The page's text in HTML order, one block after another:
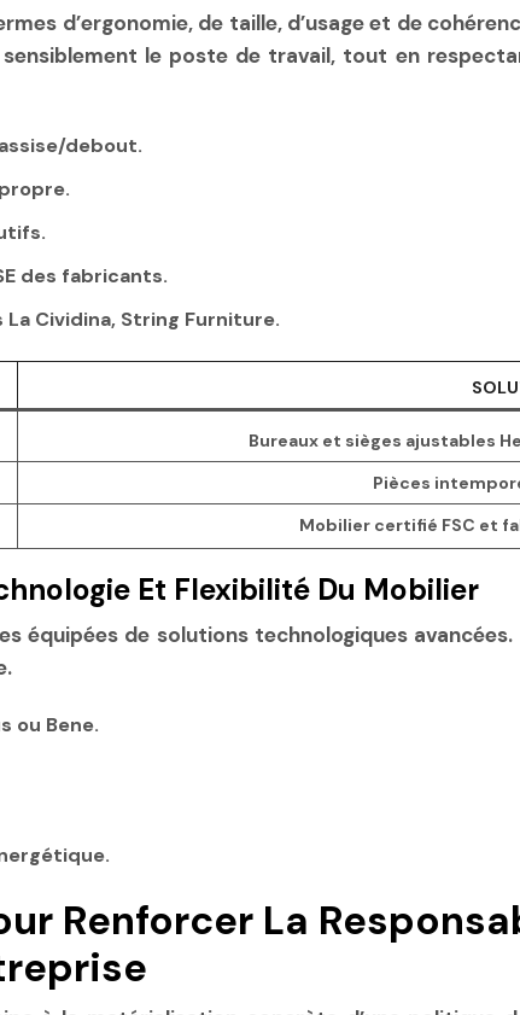
d’ergonomie, de taille, d’usage et de
le poste de travail, tout en
debout.
des fabricants.
Cividina, String Furniture.
Bureaux et sièges ajustables
Pièces
Mobilier certifié FSC et
Et Flexibilité Du Mobilier
équipées de solutions technologiques
ou Bene.
Renforcer La